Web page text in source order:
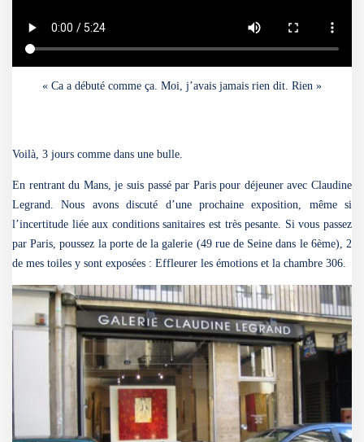
« Ca a débuté comme ça. Moi, j’avais jamais rien dit. Rien »
Voilà, 3 jours comme dans une bulle.
En rentrant du Mans, je suis passé par Paris pour déjeuner avec Claudine
Legrand. Nous avons discuté d’une prochaine exposition, même si
l’incertitude liée aux conditions sanitaires est très pesante. Si vous passez
par Paris, poussez la porte de la galerie (49 rue de Seine dans le 6ème), 2
de mes toiles y sont exposées : Effleurer les émotions et la chambre 306.